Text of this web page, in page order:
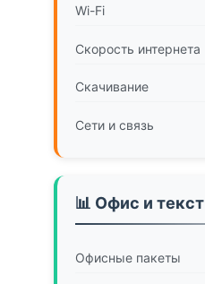
Wi-Fi
Скорость интернета
Скачивание
Сети и связь
📊 Офис и текст
Офисные пакеты